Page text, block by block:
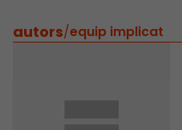
autors/equip implicat